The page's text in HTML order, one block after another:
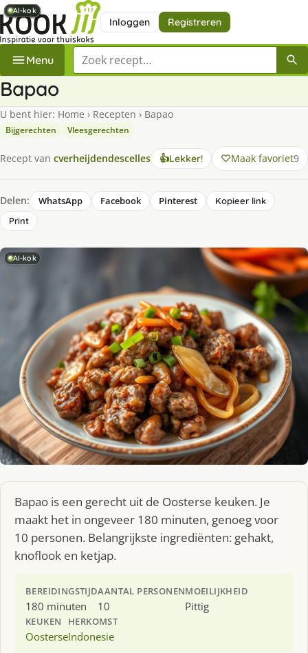
Inloggen Registreren
Menu Zoek een recept
Bapao
U bent hier: Home › Recepten › Bapao
Bijgerechten Vleesgerechten
Recept van cverheijdendescelles 👍Lekker! Maak favoriet9
Delen: WhatsApp Facebook Pinterest
Kopieer link
Print
AI-kok
Bapao is een gerecht uit de Oosterse keuken. Je
maakt het in ongeveer 180 minuten, genoeg voor
10 personen. Belangrijkste ingrediënten: gehakt,
knoflook en ketjap.
BEREIDINGSTIJD
180 minuten
AANTAL PERSONEN
10
MOEILIJKHEID
Pittig
KEUKEN
Oosterse
HERKOMST
Indonesie
AI-kok
AI-kok
AI-kok
AI-kok
AI-kok
AI-kok
AI-kok